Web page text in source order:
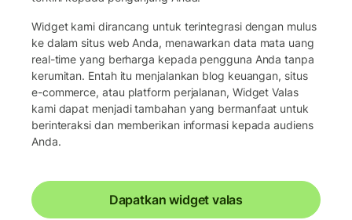
Widget kami dirancang untuk terintegrasi dengan mulus
ke dalam situs web Anda, menawarkan data mata uang
real-time yang berharga kepada pengguna Anda tanpa
kerumitan. Entah itu menjalankan blog keuangan, situs
e-commerce, atau platform perjalanan, Widget Valas
kami dapat menjadi tambahan yang bermanfaat untuk
berinteraksi dan memberikan informasi kepada audiens
Anda.
Dapatkan widget valas